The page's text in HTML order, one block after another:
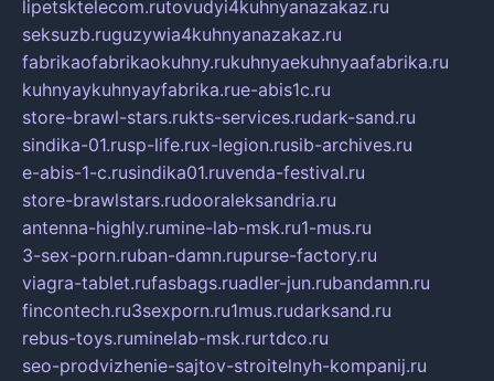
lipetsktelecom.rutovudyi4kuhnyanazakaz.ru
seksuzb.ruguzywia4kuhnyanazakaz.ru
fabrikaofabrikaokuhny.rukuhnyaekuhnyaafabrika.ru
kuhnyaykuhnyayfabrika.rue-abis1c.ru
store-brawl-stars.rukts-services.rudark-sand.ru
sindika-01.rusp-life.rux-legion.rusib-archives.ru
e-abis-1-c.rusindika01.ruvenda-festival.ru
store-brawlstars.rudooraleksandria.ru
antenna-highly.rumine-lab-msk.ru1-mus.ru
3-sex-porn.ruban-damn.rupurse-factory.ru
viagra-tablet.rufasbags.ruadler-jun.rubandamn.ru
fincontech.ru3sexporn.ru1mus.rudarksand.ru
rebus-toys.ruminelab-msk.rurtdco.ru
seo-prodvizhenie-sajtov-stroitelnyh-kompanij.ru